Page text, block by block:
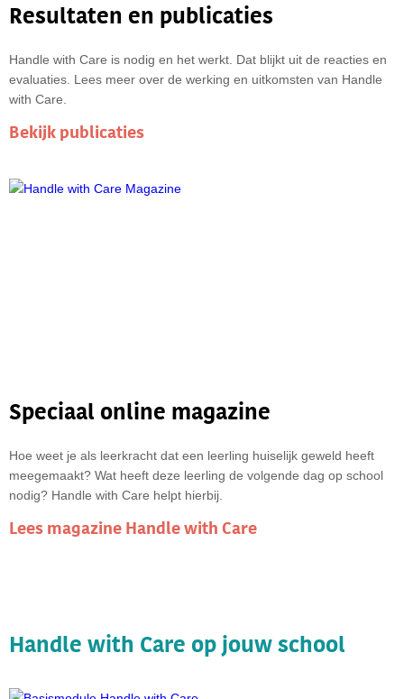
Resultaten en publicaties
Handle with Care is nodig en het werkt. Dat blijkt uit de reacties en
evaluaties. Lees meer over de werking en uitkomsten van Handle
with Care.
Bekijk publicaties
Speciaal online magazine
Hoe weet je als leerkracht dat een leerling huiselijk geweld heeft
meegemaakt? Wat heeft deze leerling de volgende dag op school
nodig? Handle with Care helpt hierbij.
Lees magazine Handle with Care
Handle with Care op jouw school